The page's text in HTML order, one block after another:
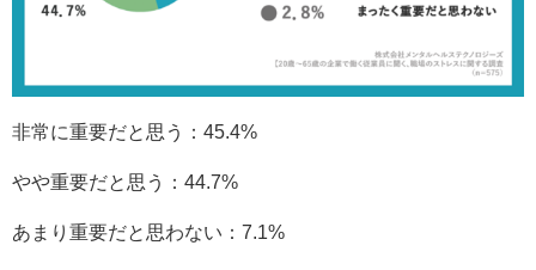
非常に重要だと思う：45.4%
やや重要だと思う：44.7%
あまり重要だと思わない：7.1%